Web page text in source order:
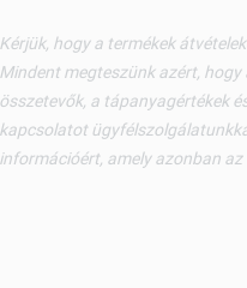
Kérjük, hogy a termékek
Mindent megteszünk azért,
összetevők, a tápanyagértékek
kapcsolatot
információért, amely azonban